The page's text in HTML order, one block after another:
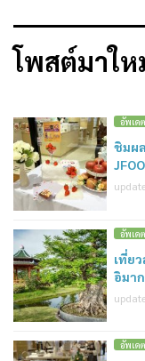
โพสต์มาให
อัพเด
ชิมผ
อัพเด
เที่ย
อิมาก
อัพเด